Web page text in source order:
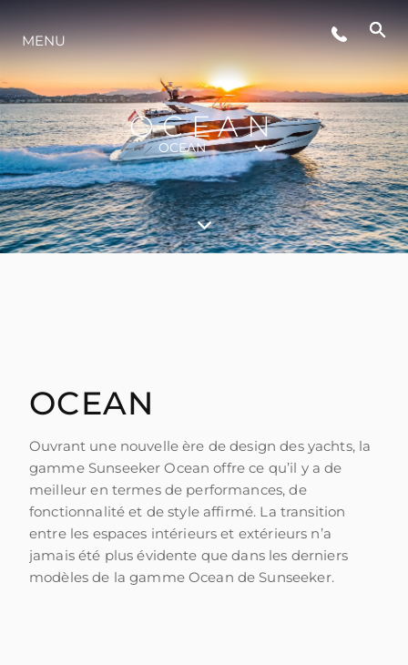
ÉVÉNEMENTS
STYLE DE VIE
L'INNOVATION
LA SOCIÉTÉ
MENU
OCEAN
OCEAN
OCEAN
Ouvrant une nouvelle ère de design des yachts, la
gamme Sunseeker Ocean offre ce qu’il y a de
meilleur en termes de performances, de
fonctionnalité et de style affirmé. La transition
entre les espaces intérieurs et extérieurs n’a
jamais été plus évidente que dans les derniers
modèles de la gamme Ocean de Sunseeker.